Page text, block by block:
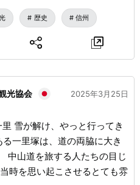
歴史 信州
光協会 2025年3月25日
き
中山道を旅する人たちの目じ
時を思い起こさせるとても雰